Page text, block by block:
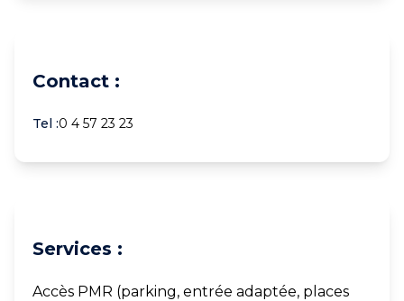
Contact :
Tel :0 4 57 23 23
Services :
Accès PMR (parking, entrée adaptée, places